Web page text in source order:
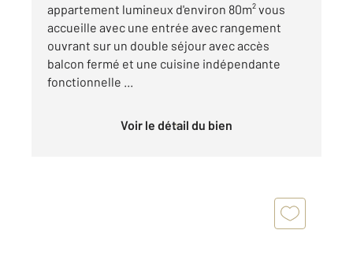
appartement lumineux d'environ 80m² vous
accueille avec une entrée avec rangement
ouvrant sur un double séjour avec accès
balcon fermé et une cuisine indépendante
fonctionnelle ...
Voir le détail du bien